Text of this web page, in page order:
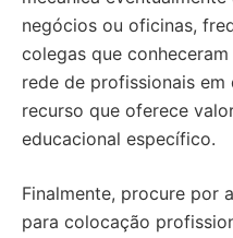
negócios ou oficinas,
colegas que
rede de profissionais
recurso que oferece
educacional específico.
Finalmente, procure por
para colocação